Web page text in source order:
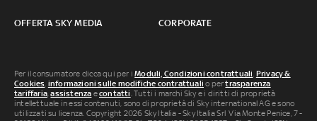
OFFERTA SKY MEDIA CORPORATE
Per il consumatore clicca qui per iModuli, Condizioni contrattuali, Privacy &
Cookies, informazioni sulle modifiche contrattuali o pertrasparenza
tariffaria,assistenza econtatti. Tutti i marchi Sky e i diritti di proprietà
intellettuale in essi contenuti, sono di proprietà di Sky international AG e sono
utilizzati su licenza. Copyright 2026 Sky Italia - Sky Italia Srl Via Monte Penice, 7 -